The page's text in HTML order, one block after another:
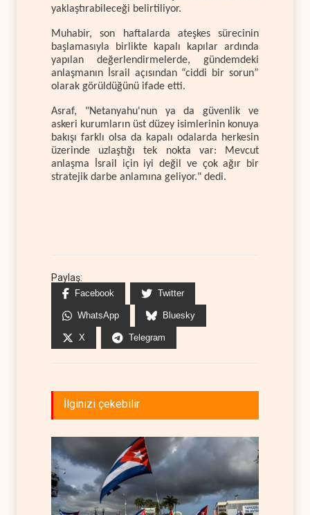
yaklaştırabileceği belirtiliyor.
Muhabir, son haftalarda ateşkes sürecinin
başlamasıyla birlikte kapalı kapılar ardında
yapılan değerlendirmelerde, gündemdeki
anlaşmanın İsrail açısından “ciddi bir sorun”
olarak görüldüğünü ifade etti.
Asraf, "Netanyahu'nun ya da güvenlik ve
askeri kurumların üst düzey isimlerinin konuya
bakışı farklı olsa da kapalı odalarda herkesin
üzerinde uzlaştığı tek nokta var: Mevcut
anlaşma İsrail için iyi değil ve çok ağır bir
stratejik darbe anlamına geliyor." dedi.
Paylaş:
Facebook Twitter
WhatsApp Bluesky
X Telegram
İlginizi çekebilir